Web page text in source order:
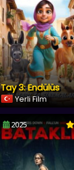
Tay 3: Endülüs
Yerli Film
2025